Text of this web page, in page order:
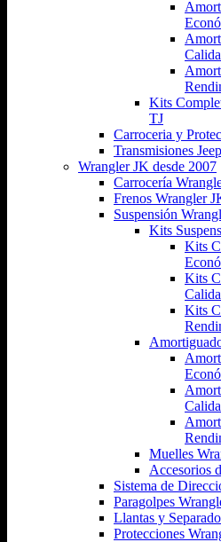
Kits
TJ
Carroceria y
Transmisiones
Wrangler JK desde 2007
Carrocería
Frenos Wrangler
Suspensión
Kits
Kits
Kits
Kits
Muelles
Accesorios
Sistema de
Paragolpes
Llantas y
Protecciones